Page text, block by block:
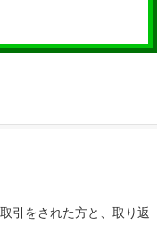
引をされた方と、取り返